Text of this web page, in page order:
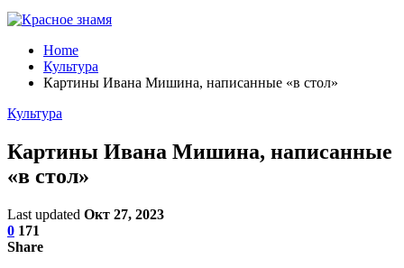
Home
Культура
Картины Ивана Мишина, написанные «в стол»
Культура
Картины Ивана Мишина, написанные
«в стол»
Last updated Окт 27, 2023
0 171
Share